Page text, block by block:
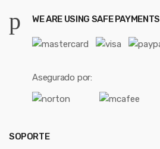
WE ARE USING SAFE PAYMENTS
Asegurado por:
SOPORTE